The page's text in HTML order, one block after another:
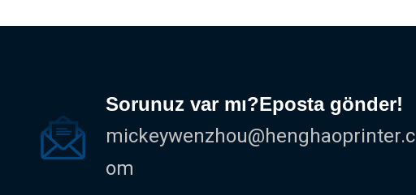
Sorunuz var mı?Eposta gönder!
mickeywenzhou@henghaoprinter.c
om